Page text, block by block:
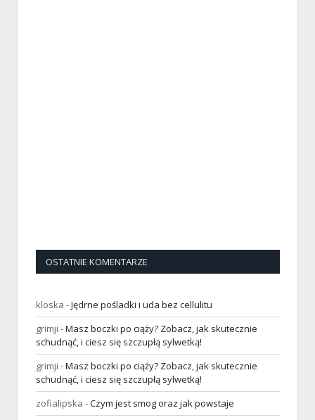
OSTATNIE KOMENTARZE
kloska -Jędrne pośladki i uda bez cellulitu
grimji -Masz boczki po ciąży? Zobacz, jak skutecznie
schudnąć, i ciesz się szczupłą sylwetką!
grimji -Masz boczki po ciąży? Zobacz, jak skutecznie
schudnąć, i ciesz się szczupłą sylwetką!
zofialipska -Czym jest smog oraz jak powstaje